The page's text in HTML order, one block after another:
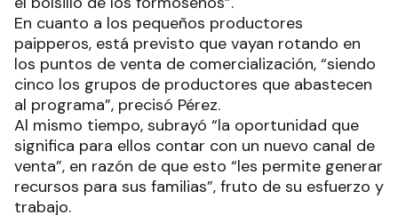
En cuanto a los pequeños productores
paipperos, está previsto que vayan rotando en
los puntos de venta de comercialización, “siendo
cinco los grupos de productores que abastecen
al programa”, precisó Pérez.
Al mismo tiempo, subrayó “la oportunidad que
significa para ellos contar con un nuevo canal de
venta”, en razón de que esto “les permite generar
recursos para sus familias”, fruto de su esfuerzo y
trabajo.